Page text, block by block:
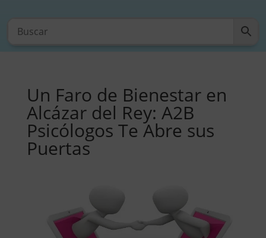
Un Faro de Bienestar en
Alcázar del Rey: A2B
Psicólogos Te Abre sus
Puertas